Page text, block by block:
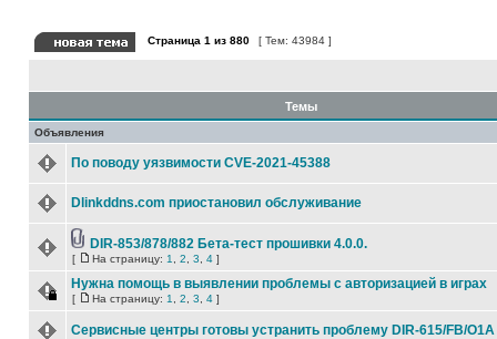
Страница 1 из 880 [ Тем: 43984 ]
Темы
Объявления
По поводу уязвимости CVE-2021-45388
Dlinkddns.com приостановил обслуживание
DIR-853/878/882 Бета-тест прошивки 4.0.0.
[ На страницу: 1 2 3 4 ]
Нужна помощь в выявлении проблемы с авторизацией в играх
[ На страницу: 1 2 3 4 ]
Сервисные центры готовы устранить проблему DIR-615/FB/O1A